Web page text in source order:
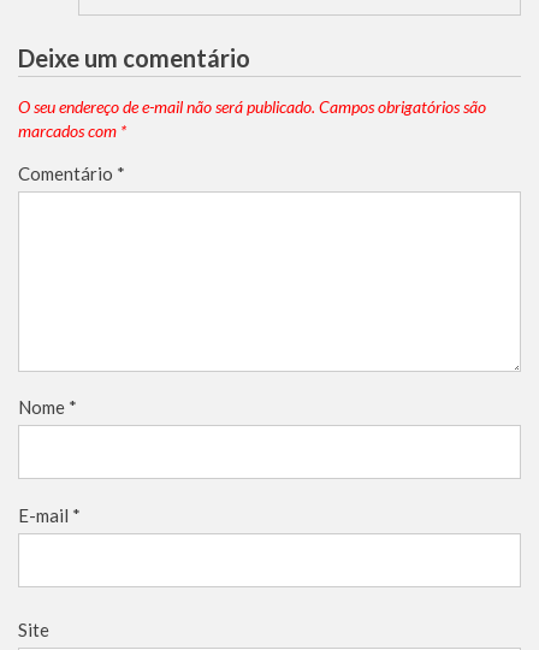
Deixe um comentário
O seu endereço de e-mail não será publicado. Campos obrigatórios são
marcados com *
Comentário *
Nome *
E-mail *
Site